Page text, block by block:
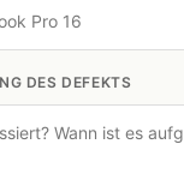
DES DEFEKTS